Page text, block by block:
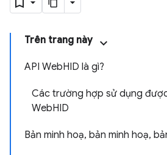
Trên trang này
API WebHID là gì?
Các trường hợp sử dụng
WebHID
Bản minh hoạ, bản minh hoạ,